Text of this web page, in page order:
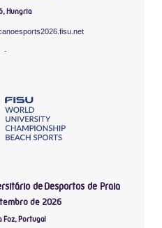
Hungria
-
de Desportos de Praia
de 2026
Foz, Portugal